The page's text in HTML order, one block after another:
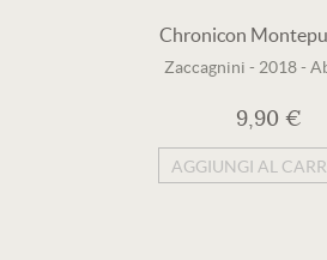
Chronicon
Zaccagnini - 2018-
9,90 €
AGGIUNGI AL